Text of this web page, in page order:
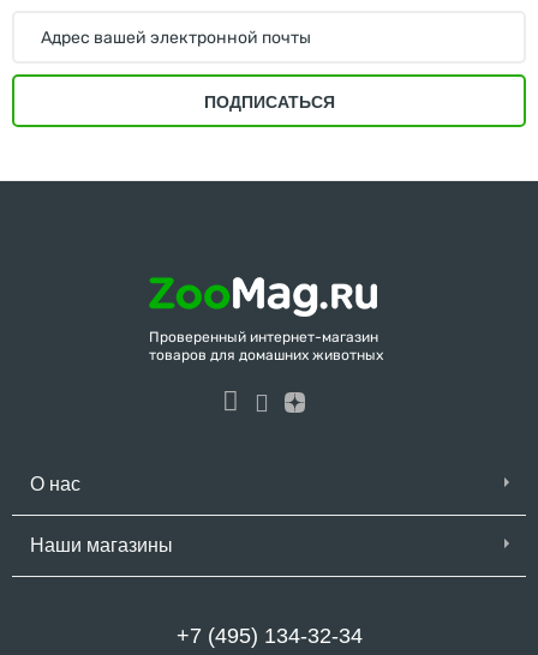
ПОДПИСАТЬСЯ
Проверенный интернет-магазин
товаров для домашних животных
О нас
Наши магазины
+7 (495) 134-32-34